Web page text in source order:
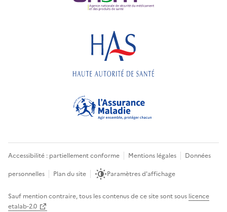
Accessibilité : partiellement conforme Mentions légales
Données
personnelles
Plan du site Paramètres d'affichage
Sauf mention contraire, tous les contenus de ce site sont sous licence
etalab-2.0